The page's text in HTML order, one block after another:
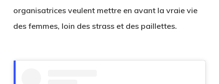
organisatrices veulent mettre en avant la vraie vie
des femmes, loin des strass et des paillettes.